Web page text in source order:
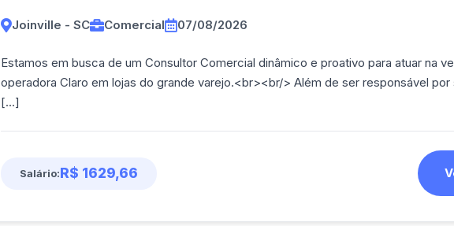
Joinville - SC Comercial 07/08/2026
Estamos em busca de um Consultor Comercial dinâmico e proativo para atuar na
operadora Claro em lojas do grande varejo.<br><br/> Além de ser responsável por
[...]
Salário:R$ 1629,66